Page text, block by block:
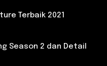
Terbaik 2021
Season 2 dan Detail